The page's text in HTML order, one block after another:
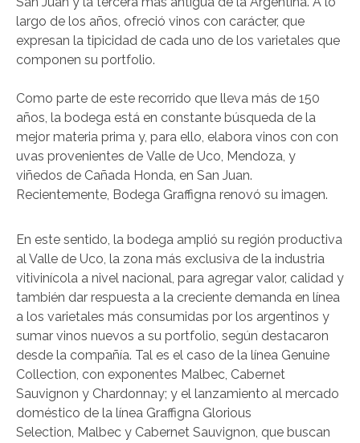
largo de los años, ofreció vinos con carácter, que
expresan la tipicidad de cada uno de los varietales que
componen su portfolio.
Como parte de este recorrido que lleva más de 150
años, la bodega está en constante búsqueda de la
mejor materia prima y, para ello, elabora vinos con con
uvas provenientes de Valle de Uco, Mendoza, y
viñedos de Cañada Honda, en San Juan.
Recientemente, Bodega Graffigna renovó su imagen.
En este sentido, la bodega amplió su región productiva
al Valle de Uco, la zona más exclusiva de la industria
vitivinícola a nivel nacional, para agregar valor, calidad y
también dar respuesta a la creciente demanda en línea
a los varietales más consumidas por los argentinos y
sumar vinos nuevos a su portfolio, según destacaron
desde la compañía. Tal es el caso de la línea Genuine
Collection, con exponentes Malbec, Cabernet
Sauvignon y Chardonnay; y el lanzamiento al mercado
doméstico de la línea Graffigna Glorious
Selection, Malbec y Cabernet Sauvignon, que buscan